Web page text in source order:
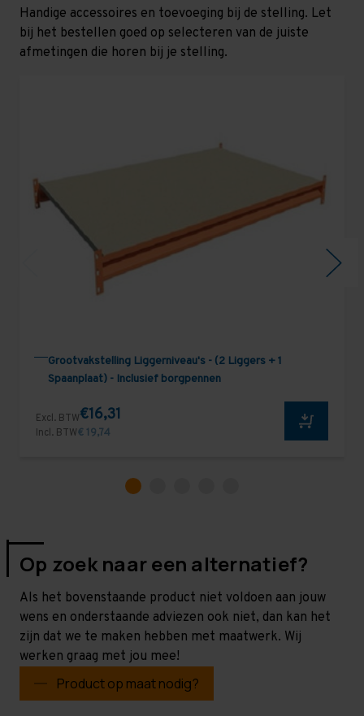
Handige accessoires en toevoeging bij de stelling. Let
bij het bestellen goed op selecteren van de juiste
afmetingen die horen bij je stelling.
Grootvakstelling Liggerniveau's - (2 Liggers + 1
Spaanplaat) - Inclusief borgpennen
Excl. BTW€16,31
Incl. BTW€ 19,74
Op zoek naar een alternatief?
Als het bovenstaande product niet voldoen aan jouw
wens en onderstaande adviezen ook niet, dan kan het
zijn dat we te maken hebben met maatwerk. Wij
werken graag met jou mee!
Product op maat nodig?